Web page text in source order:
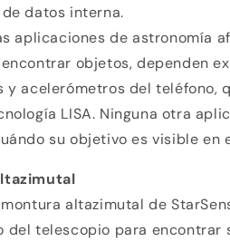
datos interna.
aplicaciones de astronomía
objetos, dependen
y acelerómetros del teléfono,
LISA. Ninguna otra
su objetivo es visible en
altazimutal de
del telescopio para encontrar